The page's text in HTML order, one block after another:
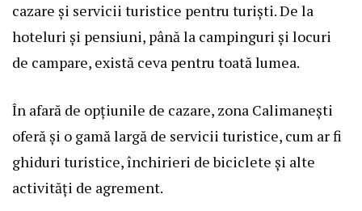
cazare și servicii turistice pentru turiști. De la
hoteluri și pensiuni, până la campinguri și locuri
de campare, există ceva pentru toată lumea.
În afară de opțiunile de cazare, zona Calimanești
oferă și o gamă largă de servicii turistice, cum ar fi
ghiduri turistice, închirieri de biciclete și alte
activități de agrement.